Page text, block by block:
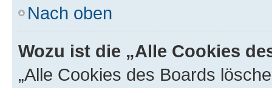
Nach oben
Wozu ist die „Alle Cookies
„Alle Cookies des Boards